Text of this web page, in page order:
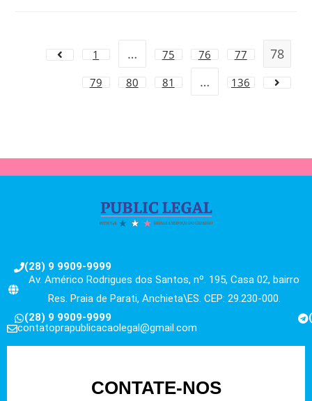
1 … 75 76 77 78
79 80 81 … 136
(28) 9 9909-9999
Av. Américo Rodrigues dos Santos, nº. 195, Casa 02, bairro
Res. Praia de Parati, Anchieta\ES. CEP: 29.230-000.
(28) 9 9909-9999
contatoprapublicacaolegal@gmail.com
CONTATE-NOS